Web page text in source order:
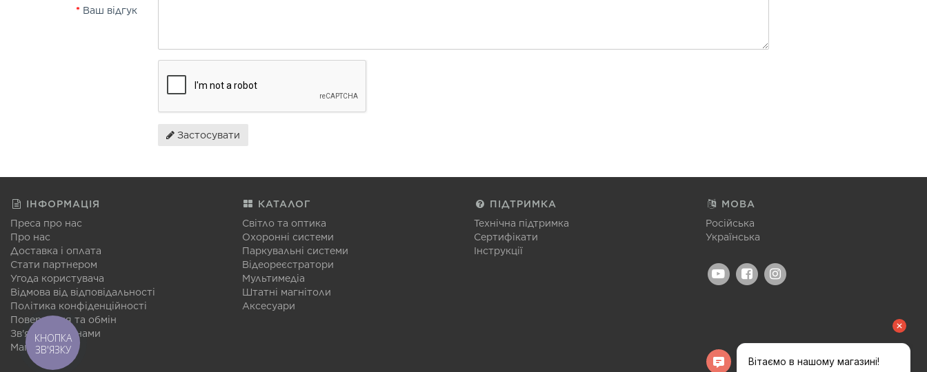
Ваш відгук
Застосувати
ІНФОРМАЦІЯ
Преса про нас
Про нас
Доставка і оплата
Стати партнером
Угода користувача
Відмова від відповідальності
Політика конфіденційності
Повернення та обмін
Зв'язатися з нами
Мапа сайту
КАТАЛОГ
Світло та оптика
Охоронні системи
Паркувальні системи
Відеореєстратори
Мультимедіа
Штатні магнітоли
Аксесуари
ПІДТРИМКА
Технічна підтримка
Сертифікати
Інструкції
МОВА
Російська
Українська
КНОПКА
ЗВ'ЯЗКУ